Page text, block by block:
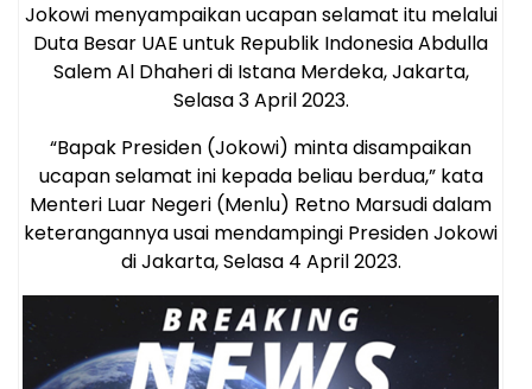
Jokowi menyampaikan ucapan selamat itu melalui
Duta Besar UAE untuk Republik Indonesia Abdulla
Salem Al Dhaheri di Istana Merdeka, Jakarta,
Selasa 3 April 2023.
“Bapak Presiden (Jokowi) minta disampaikan
ucapan selamat ini kepada beliau berdua,” kata
Menteri Luar Negeri (Menlu) Retno Marsudi dalam
keterangannya usai mendampingi Presiden Jokowi
di Jakarta, Selasa 4 April 2023.